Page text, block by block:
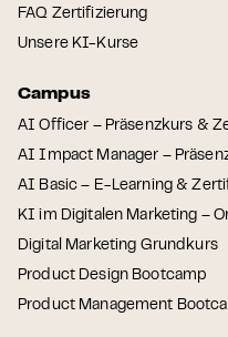
FAQ Zertifizierung
Unsere KI-Kurse
Campus
AI Officer – Präsenzkurs &
AI Impact Manager –
AI Basic – E-Learning &
KI im Digitalen Marketing –
Digital Marketing Grundkurs
Product Design Bootcamp
Product Management